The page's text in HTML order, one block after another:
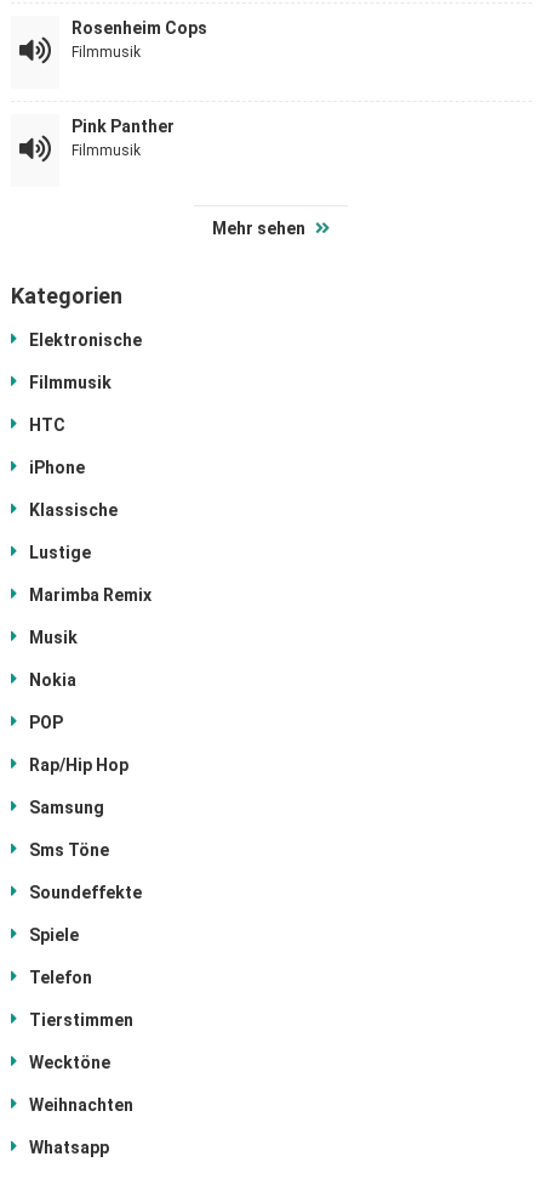
Rosenheim Cops
Filmmusik
Pink Panther
Filmmusik
Mehr sehen
Kategorien
Elektronische
Filmmusik
HTC
iPhone
Klassische
Lustige
Marimba Remix
Musik
Nokia
POP
Rap/Hip Hop
Samsung
Sms Töne
Soundeffekte
Spiele
Telefon
Tierstimmen
Wecktöne
Weihnachten
Whatsapp